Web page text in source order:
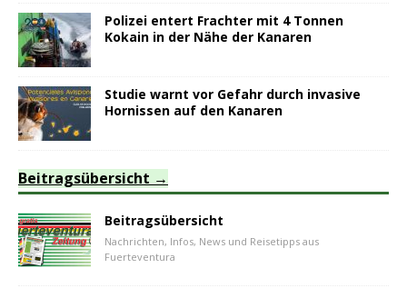
Polizei entert Frachter mit 4 Tonnen
Kokain in der Nähe der Kanaren
Studie warnt vor Gefahr durch invasive
Hornissen auf den Kanaren
Beitragsübersicht
Beitragsübersicht
Nachrichten, Infos, News und Reisetipps aus
Fuerteventura